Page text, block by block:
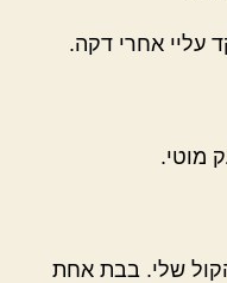
עליי אחרי דקה.
מוטי.
שלי. בבת אחת